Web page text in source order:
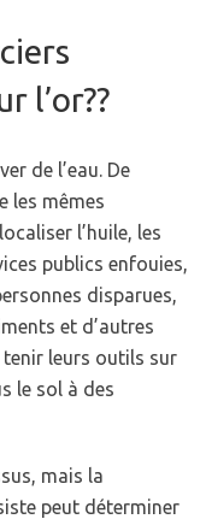
l’or??
de l’eau. De
les mêmes
l’huile, les
publics enfouies,
disparues,
et d’autres
tenir leurs outils sur
le sol à des
mais la
peut déterminer